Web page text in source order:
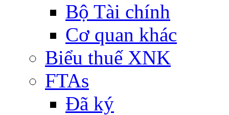
Bộ Tài chính
Cơ quan khác
Biểu thuế XNK
FTAs
Đã ký